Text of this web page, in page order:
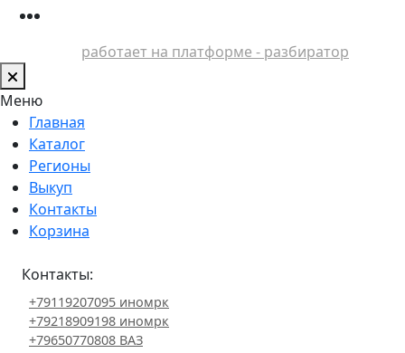
работает на платформе - разбиратор
Меню
Главная
Каталог
Регионы
Выкуп
Контакты
Корзина
Контакты:
+79119207095 иномрк
+79218909198 иномрк
+79650770808 ВАЗ